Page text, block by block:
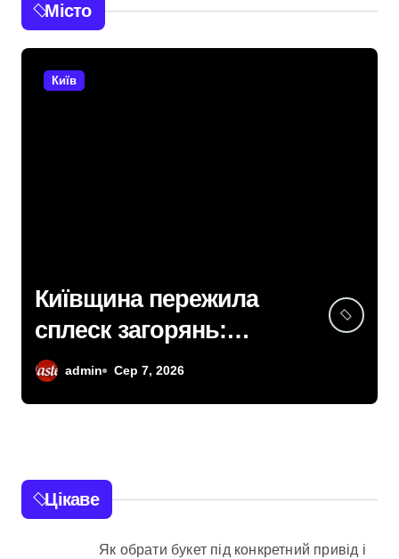
Місто
Київ
Київщина пережила
сплеск загорянь:
майже 2 тисячі пожеж
admin Сер 7, 2026
Цікаве
Як обрати букет під конкретний привід і